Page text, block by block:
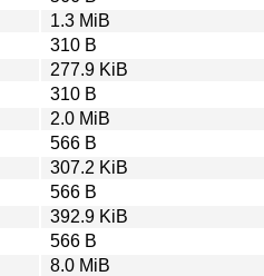
1.3 MiB
310 B
277.9 KiB
310 B
2.0 MiB
566 B
307.2 KiB
566 B
392.9 KiB
566 B
8.0 MiB